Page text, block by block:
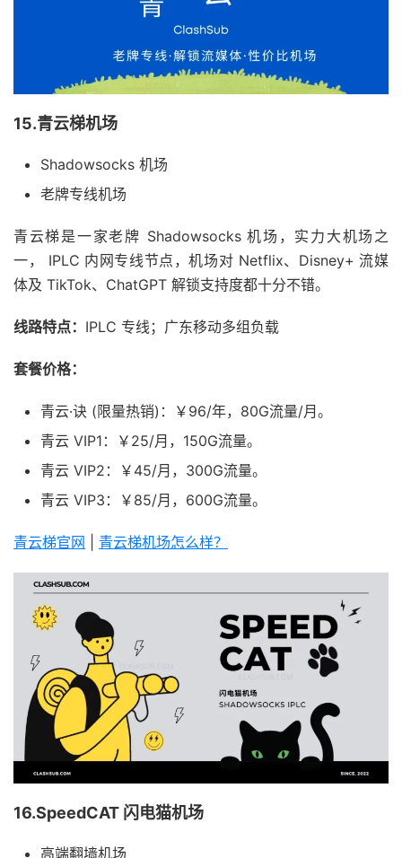
15.青云梯机场
Shadowsocks 机场
老牌专线机场
青云梯是一家老牌 Shadowsocks 机场，实力大机场之
一， IPLC 内网专线节点，机场对 Netflix、Disney+ 流媒
体及 TikTok、ChatGPT 解锁支持度都十分不错。
线路特点： IPLC 专线；广东移动多组负载
套餐价格：
青云·诀 (限量热销)：￥96/年，80G流量/月。
青云 VIP1：￥25/月，150G流量。
青云 VIP2：￥45/月，300G流量。
青云 VIP3：￥85/月，600G流量。
青云梯官网 青云梯机场怎么样？
16.SpeedCAT 闪电猫机场
高端翻墙机场